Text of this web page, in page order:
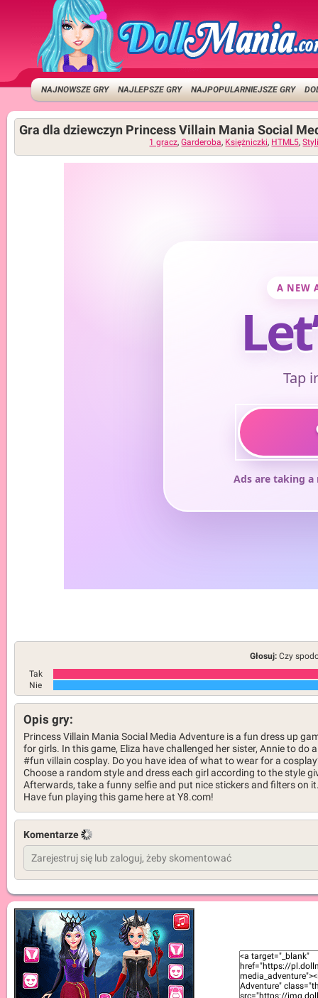
NAJNOWSZE GRY NAJLEPSZE GRY NAJPOPULARNIEJSZE GRY
Gra dla dziewczyn Princess Villain Mania Social
1 gracz,Garderoba, Księżniczki, HTML5,
Głosuj: Czy
Tak
Nie
Opis gry:
Princess Villain Mania Social Media Adventure is a fun dress up
for girls. In this game, Eliza have challenged her sister, Annie to do a
#fun villain cosplay. Do you have idea of what to wear for a
Choose a random style and dress each girl according to the style
Afterwards, take a funny selfie and put nice stickers and filters on
Have fun playing this game here at Y8.com!
Komentarze